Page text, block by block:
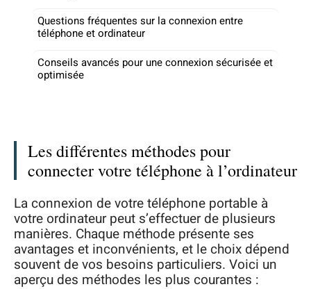
Questions fréquentes sur la connexion entre
téléphone et ordinateur
Conseils avancés pour une connexion sécurisée et
optimisée
Les différentes méthodes pour
connecter votre téléphone à l’ordinateur
La connexion de votre téléphone portable à
votre ordinateur peut s’effectuer de plusieurs
manières. Chaque méthode présente ses
avantages et inconvénients, et le choix dépend
souvent de vos besoins particuliers. Voici un
aperçu des méthodes les plus courantes :